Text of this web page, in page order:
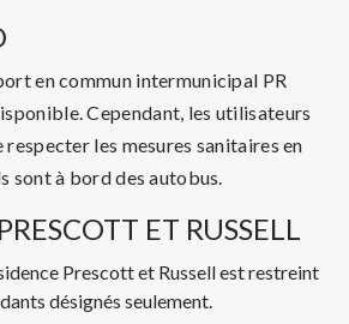
en commun intermunicipal PR
Cependant, les utilisateurs
respecter les mesures sanitaires en
sont à bord des autobus.
ET RUSSELL
Prescott et Russell est restreint
désignés seulement.